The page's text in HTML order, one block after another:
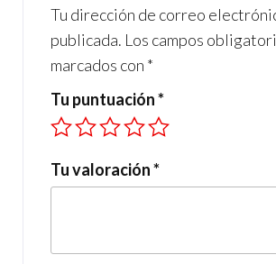
Tu dirección de correo
publicada. Los campos
marcados con *
Tu puntuación*
Tu valoración*